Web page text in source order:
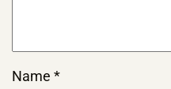
Name*